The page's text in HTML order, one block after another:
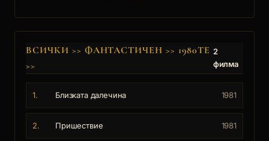
ВСИЧКИ >> ФАНТАСТИЧЕН >> 1980ТЕ
>>
2
филма
1. Близката далечина 1981
2. Пришествие 1981